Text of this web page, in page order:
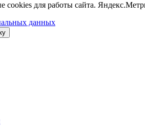
для работы сайта.
данных